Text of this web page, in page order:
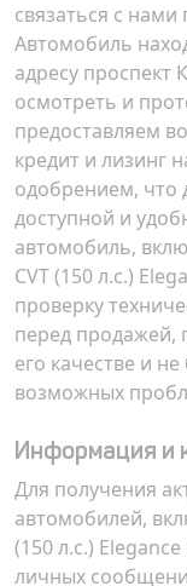
связаться с нами
Автомобиль
адресу проспект
осмотреть и
предоставляем
кредит и лизинг
одобрением, что
доступной и
автомобиль,
CVT (150 л.с.)
проверку
перед продажей,
его качестве и
возможных
Информация и
Для получения
автомобилей,
(150 л.с.)
личных